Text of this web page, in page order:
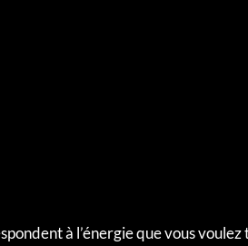
à l’énergie que vous